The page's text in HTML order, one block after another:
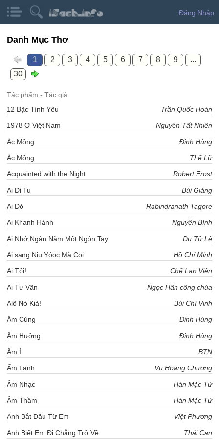
Đăng Nhập
Danh Mục Thơ
1 2 3 4 5 6 7 8 9
...
30
Tác phẩm - Tác giả
12 Bậc Tình Yêu
Trần Quốc Hoàn
1978 Ở Việt Nam Nguyễn Tất Nhiên
Ác Mộng Đinh Hùng
Ác Mộng Thế Lữ
Acquainted with the Night Robert Frost
Ai Đi Tu Bùi Giáng
Ai Đó Rabindranath Tagore
Ái Khanh Hành Nguyễn Bính
Ai Nhớ Ngàn Năm Một Ngón Tay Du Tử Lê
Ai sang Niu Yóoc Mà Coi Hồ Chí Minh
Ai Tôi! Chế Lan Viên
Ai Tư Vãn Ngọc Hân công chúa
Alô Nó Kià! Bùi Chí Vinh
Ấm Cúng Đinh Hùng
Âm Hưởng Đinh Hùng
Âm Ỉ BTN
Ấm Lạnh Vũ Hoàng Chương
Âm Nhạc Hàn Mặc Tử
Âm Thầm Hàn Mặc Tử
Anh Bắt Đầu Từ Em Việt Phương
Anh Biết Em Đi Chẳng Trở Về Thái Can